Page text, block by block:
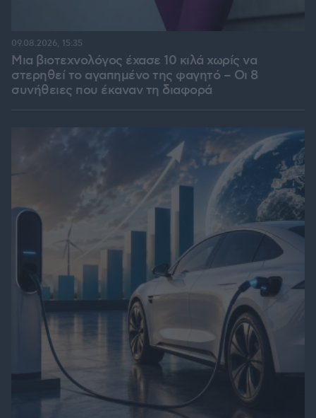
Μια βιοτεχνολόγος έχασε 10 κιλά χωρίς να
στερηθεί το αγαπημένο της φαγητό – Οι 8
συνήθειες που έκαναν τη διαφορά
09.08.2026, 15:35